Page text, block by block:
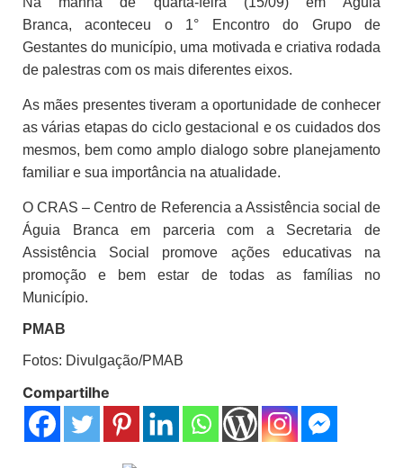
Branca,aconteceu o 1° Encontro do Grupo de
Gestantes do município, uma motivada e criativa rodada
de palestras com os mais diferentes eixos.
As mães presentes tiveram a oportunidade de conhecer
as várias etapas do ciclo gestacional e os cuidados dos
mesmos, bem como amplo dialogo sobre planejamento
familiar e sua importância na atualidade.
O CRAS – Centro de Referencia a Assistência social de
Águia Branca em parceria com a Secretaria de
Assistência Social promove ações educativas na
promoção e bem estar de todas as famílias no
Município.
PMAB
Fotos: Divulgação/PMAB
Compartilhe